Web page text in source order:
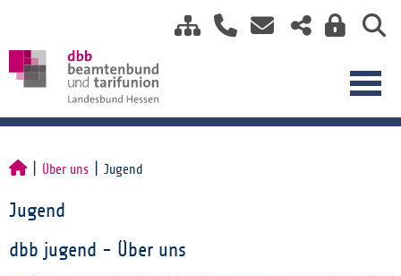
Über uns Jugend
Jugend
dbb jugend - Über uns